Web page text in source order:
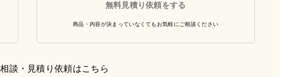
無料見積り依頼をする
商品・内容が決まっていなくてもお気軽にご相談ください
談・見積り依頼はこちら